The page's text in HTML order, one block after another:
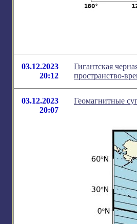
03.12.2023
20:12
Гигантская
пространство-
03.12.2023
20:07
Геомагнитные